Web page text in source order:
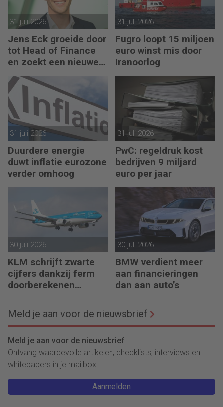
31 juli 2026
Jens Eck groeide door
tot Head of Finance
en zoekt een nieuwe
uitdaging
31 juli 2026
Fugro loopt 15 miljoen
euro winst mis door
Iranoorlog
31 juli 2026
Duurdere energie
duwt inflatie eurozone
verder omhoog
31 juli 2026
PwC: regeldruk kost
bedrijven 9 miljard
euro per jaar
30 juli 2026
KLM schrijft zwarte
cijfers dankzij ferm
doorberekenen
30 juli 2026
BMW verdient meer
aan financieringen
dan aan auto’s
Meld je aan voor de nieuwsbrief
Meld je aan voor de nieuwsbrief
Ontvang waardevolle artikelen, checklists, interviews en
whitepapers in je mailbox.
Aanmelden